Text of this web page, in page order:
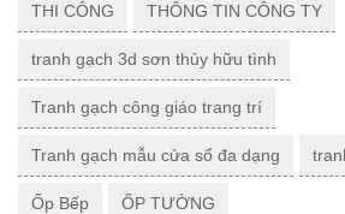
THI CÔNG THÔNG TIN CÔNG TY
tranh gạch 3d sơn thủy hữu tình
Tranh gạch công giáo trang trí
Tranh gạch mẫu cửa sổ đa dạng
Ốp Bếp ỐP TƯỜNG